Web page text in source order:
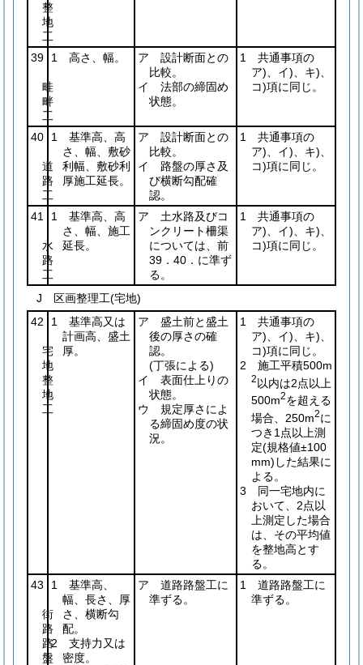
整
地
工
39
畦
畔
工
1 高さ、幅。
ア 設計断面との
比較。
イ 法部の締固め
状態。
1 共通事項の
ア)、イ)、キ)、
コ)項に同じ。
40
道
路
工
1 基準高、高
さ、幅、敷砂
利幅、敷砂利
厚施工延長。
ア 設計断面との
比較。
イ 路盤の厚さ及
び横断勾配確
認。
1 共通事項の
ア)、イ)、キ)、
コ)項に同じ。
41
水
路
工
1 基準高、高
さ、幅、施工
延長。
ア 土水路及びコ
ンクリート柵渠
については、前
39．40．に準ず
る。
1 共通事項の
ア)、イ)、キ)、
コ)項に同じ。
J 区画整理工(宅地)
42
宅
地
整
地
工
1 基準高又は
計画高、盛土
厚。
ア 盛土前と盛土
後の厚さの確
認。
(丁張による)
イ 表面仕上りの
状態。
ウ 規定厚さによ
る締固め度の状
況。
1 共通事項の
ア)、イ)、キ)、
コ)項に同じ。
2 施工平積500m
2 以内は2点以上
500m2を超える
場合、250m2に
つき1点以上測
定(規格値±100
mm) した結果に
よる。
3 同一宅地内に
おいて、2点以
上測定した場合
は、その平均値
を整地高とす
る。
43
街
路
路
盤
1 基準高、
幅、長さ、厚
さ、横断勾
配。
2 支持力又は
密度。
ア 道路路盤工に
準ずる。
1 道路路盤工に
準ずる。